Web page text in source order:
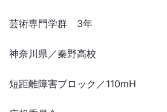
芸術専門学群 3年
神奈川県／秦野高校
短距離障害ブロック／110mH